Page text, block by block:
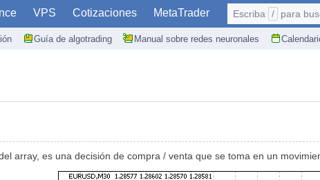
VPS Cotizaciones MetaTrader
Guía de algotrading Manual sobre redes neuronales
Escriba / para
array, es una decisión de compra / venta que se toma en un